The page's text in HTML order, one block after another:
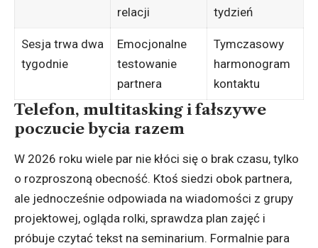
relacji
tydzień
Sesja trwa dwa
tygodnie
Emocjonalne
testowanie
partnera
Tymczasowy
harmonogram
kontaktu
Telefon, multitasking i fałszywe
poczucie bycia razem
W 2026 roku wiele par nie kłóci się o brak czasu, tylko
o rozproszoną obecność. Ktoś siedzi obok partnera,
ale jednocześnie odpowiada na wiadomości z grupy
projektowej, ogląda rolki, sprawdza plan zajęć i
próbuje czytać tekst na seminarium. Formalnie para